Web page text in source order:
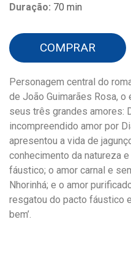
Duração: 70 min
COMPRAR
Personagem central do
de João Guimarães Rosa,
seus três grandes amores:
incompreendido amor por
apresentou a vida de
conhecimento da natureza
fáustico; o amor carnal e
Nhorinhá; e o amor
resgatou do pacto fáustico
bem’.